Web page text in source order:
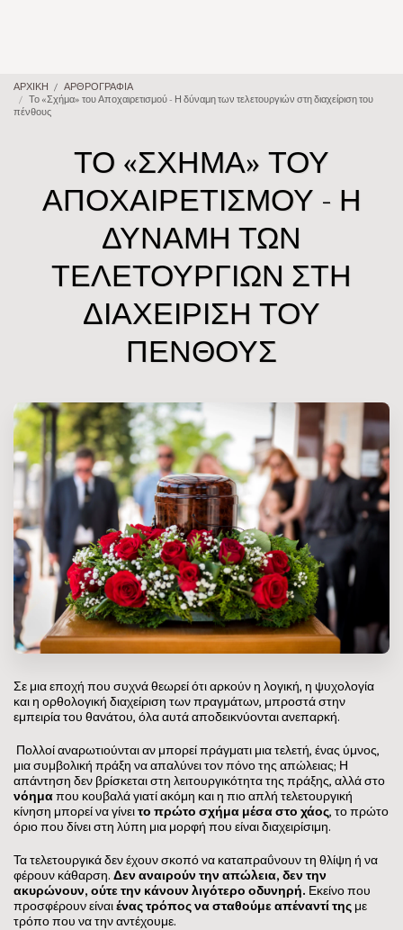
ΑΡΧΙΚΗ
ΑΡΘΡΟΓΡΑΦΙΑ
Το «Σχήμα» του Αποχαιρετισμού - Η δύναμη των τελετουργιών στη διαχείριση του
πένθους
ΤΟ «ΣΧΉΜΑ» ΤΟΥ
ΑΠΟΧΑΙΡΕΤΙΣΜΟΎ - Η
ΔΎΝΑΜΗ ΤΩΝ
ΤΕΛΕΤΟΥΡΓΙΏΝ ΣΤΗ
ΔΙΑΧΕΊΡΙΣΗ ΤΟΥ
ΠΈΝΘΟΥΣ
Σε μια εποχή που συχνά θεωρεί ότι αρκούν η λογική, η ψυχολογία
και η ορθολογική διαχείριση των πραγμάτων, μπροστά στην
εμπειρία του θανάτου, όλα αυτά αποδεικνύονται ανεπαρκή.
Πολλοί αναρωτιούνται αν μπορεί πράγματι μια τελετή, ένας ύμνος,
μια συμβολική πράξη να απαλύνει τον πόνο της απώλειας; Η
απάντηση δεν βρίσκεται στη λειτουργικότητα της πράξης, αλλά στο
νόημαπου κουβαλά γιατί ακόμη και η πιο απλή τελετουργική
κίνηση μπορεί να γίνειτο πρώτο σχήμα μέσα στο χάος, το πρώτο
όριο που δίνει στη λύπη μια μορφή που είναι διαχειρίσιμη.
Τα τελετουργικά δεν έχουν σκοπό να καταπραΰνουν τη θλίψη ή να
φέρουν κάθαρση. Δεν αναιρούν την απώλεια, δεν την
ακυρώνουν, ούτε την κάνουν λιγότερο οδυνηρή. Εκείνο που
προσφέρουν είναιένας τρόπος να σταθούμε απέναντί της με
τρόπο που να την αντέχουμε.